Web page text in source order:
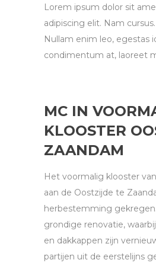
Lorem ipsum dolor sit
adipiscing elit. Nam
Nullam enim leo, egestas
condimentum at, laoreet
MC IN
KLOOSTER
ZAANDAM
Het voormalig klooster
aan de Oostzijde te
herbestemming
grondige renovatie,
en dakkappen zijn
partijen uit de eerstelijns